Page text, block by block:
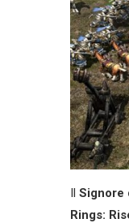
Il Signore
Rings: